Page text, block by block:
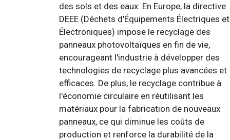
des sols et des eaux. En Europe, la directive
DEEE (Déchets d'Équipements Électriques et
Électroniques) impose le recyclage des
panneaux photovoltaïques en fin de vie,
encourageant l'industrie à développer des
technologies de recyclage plus avancées et
efficaces. De plus, le recyclage contribue à
l'économie circulaire en réutilisant les
matériaux pour la fabrication de nouveaux
panneaux, ce qui diminue les coûts de
production et renforce la durabilité de la